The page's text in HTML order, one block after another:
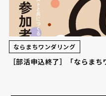
ならまちワンダリング
［部活申込終了］「ならまち